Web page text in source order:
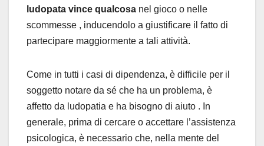
ludopata vince qualcosa nel gioco o nelle
scommesse , inducendolo a giustificare il fatto di
partecipare maggiormente a tali attività.
Come in tutti i casi di dipendenza, è difficile per il
soggetto notare da sé che ha un problema, è
affetto da ludopatia e ha bisogno di aiuto . In
generale, prima di cercare o accettare l’assistenza
psicologica, è necessario che, nella mente del